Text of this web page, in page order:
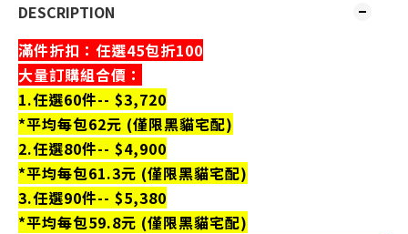
DESCRIPTION
滿件折扣：任選45包折100
大量訂購組合價：
1.任選60件-- $3,720
*平均每包62元 (僅限黑貓宅配)
2.任選80件-- $4,900
*平均每包61.3元 (僅限黑貓宅配)
3.任選90件-- $5,380
*平均每包59.8元 (僅限黑貓宅配)